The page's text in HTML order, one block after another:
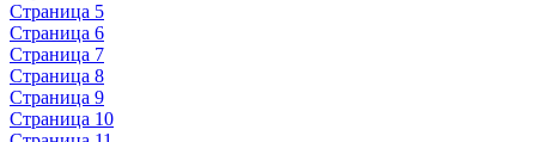
Страница 5
Страница 6
Страница 7
Страница 8
Страница 9
Страница 10